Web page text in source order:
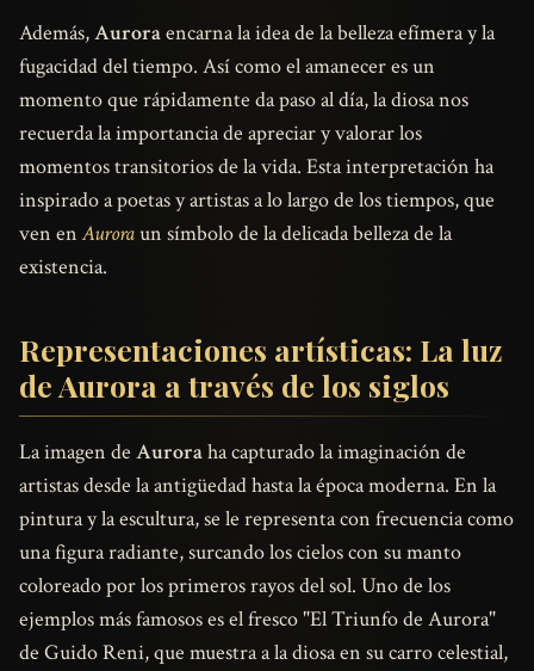
Además,Auroraencarna la idea de la belleza efímera y la
fugacidad del tiempo. Así como el amanecer es un
momento que rápidamente da paso al día, la diosa nos
recuerda la importancia de apreciar y valorar los
momentos transitorios de la vida. Esta interpretación ha
inspirado a poetas y artistas a lo largo de los tiempos, que
ven enAuroraun símbolo de la delicada belleza de la
existencia.
Representaciones artísticas: La luz
de Aurora a través de los siglos
La imagen de Auroraha capturado la imaginación de
artistas desde la antigüedad hasta la época moderna. En la
pintura y la escultura, se le representa con frecuencia como
una figura radiante, surcando los cielos con su manto
coloreado por los primeros rayos del sol. Uno de los
ejemplos más famosos es el fresco "El Triunfo de Aurora"
de Guido Reni, que muestra a la diosa en su carro celestial,